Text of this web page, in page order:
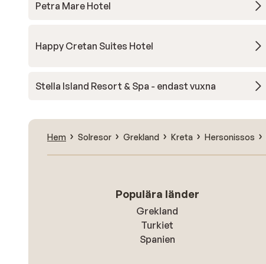
Petra Mare Hotel
Happy Cretan Suites Hotel
Stella Island Resort & Spa - endast vuxna
Hem Solresor Grekland Kreta Hersonissos
Populära länder
Grekland
Turkiet
Spanien